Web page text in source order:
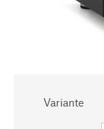
Variante